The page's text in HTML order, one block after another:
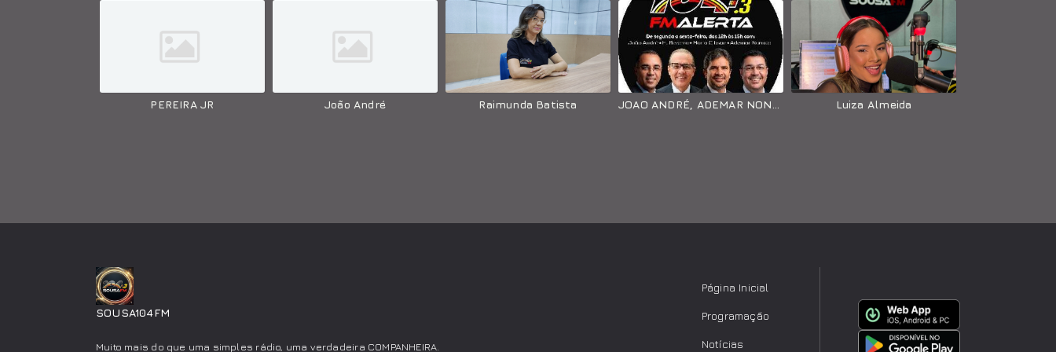
PEREIRA JR João André Raimunda Batista Luiza Almeida
SOUSA104FM
Muito mais do que uma simples rádio, uma verdadeira COMPANHEIRA.
Página Inicial
Programação
Notícias